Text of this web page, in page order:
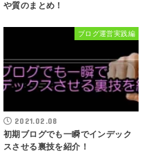
や質のまとめ！
ブログ運営実践編
2021.02.08
初期ブログでも一瞬でインデック
スさせる裏技を紹介！